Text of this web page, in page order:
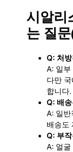
시알리
는 질
Q: 처
A: 일부
다만
합니다.
Q: 배
A: 일반
배송도
Q: 부
A: 얼굴